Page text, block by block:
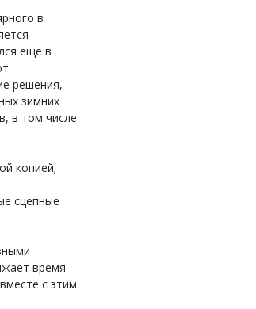
в
еще в
решения,
зимних
в том числе
копией;
сцепные
время
с этим